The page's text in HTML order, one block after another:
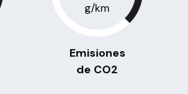
g/km
Emisiones
de CO2